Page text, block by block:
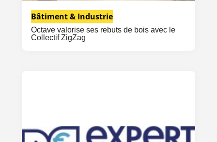
Octave valorise ses rebuts de bois avec le
Collectif ZigZag
Bâtiment & Industrie